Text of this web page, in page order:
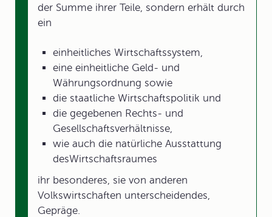
der Summe ihrer Teile, sondern erhält durch
ein
einheitliches Wirtschaftssystem,
eine einheitliche Geld- und
Währungsordnung sowie
die staatliche Wirtschaftspolitik und
die gegebenen Rechts- und
Gesellschaftsverhältnisse,
wie auch die natürliche Ausstattung
desWirtschaftsraumes
ihr besonderes, sie von anderen
Volkswirtschaften unterscheidendes,
Gepräge.